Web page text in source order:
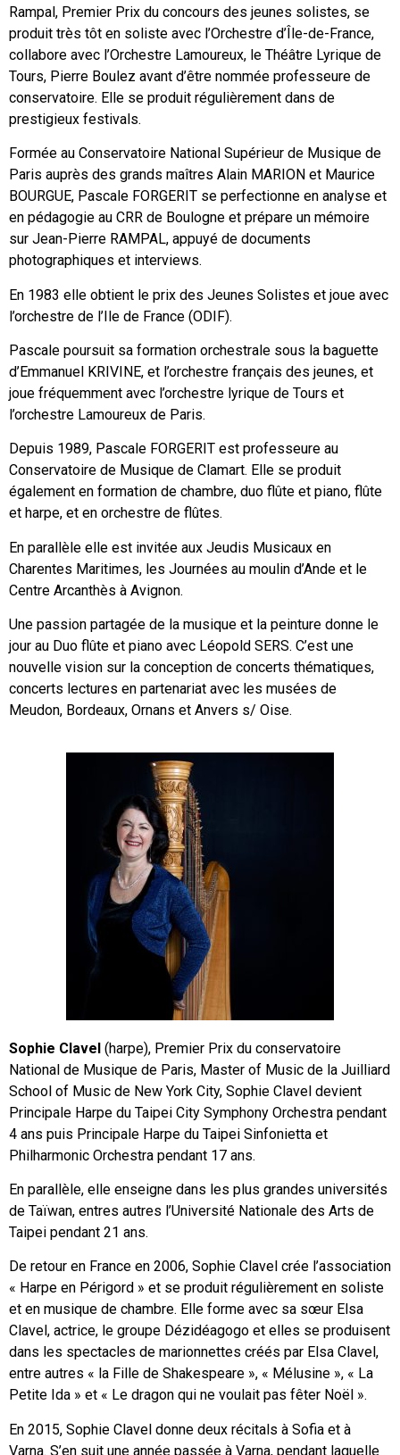
Rampal, Premier Prix du concours des jeunes solistes, se
produit très tôt en soliste avec l’Orchestre d’Île-de-France,
collabore avec l’Orchestre Lamoureux, le Théâtre Lyrique de
Tours, Pierre Boulez avant d’être nommée professeure de
conservatoire. Elle se produit régulièrement dans de
prestigieux festivals.
Formée au Conservatoire National Supérieur de Musique de
Paris auprès des grands maîtres Alain MARION et Maurice
BOURGUE, Pascale FORGERIT se perfectionne en analyse et
en pédagogie au CRR de Boulogne et prépare un mémoire
sur Jean-Pierre RAMPAL, appuyé de documents
photographiques et interviews.
En 1983 elle obtient le prix des Jeunes Solistes et joue avec
l’orchestre de l’Ile de France (ODIF).
Pascale poursuit sa formation orchestrale sous la baguette
d’Emmanuel KRIVINE, et l’orchestre français des jeunes, et
joue fréquemment avec l’orchestre lyrique de Tours et
l’orchestre Lamoureux de Paris.
Depuis 1989, Pascale FORGERIT est professeure au
Conservatoire de Musique de Clamart. Elle se produit
également en formation de chambre, duo flûte et piano, flûte
et harpe, et en orchestre de flûtes.
En parallèle elle est invitée aux Jeudis Musicaux en
Charentes Maritimes, les Journées au moulin d’Ande et le
Centre Arcanthès à Avignon.
Une passion partagée de la musique et la peinture donne le
jour au Duo flûte et piano avec Léopold SERS. C’est une
nouvelle vision sur la conception de concerts thématiques,
concerts lectures en partenariat avec les musées de
Meudon, Bordeaux, Ornans et Anvers s/ Oise.
Sophie Clavel (harpe), Premier Prix du conservatoire
National de Musique de Paris, Master of Music de la Juilliard
School of Music de New York City, Sophie Clavel devient
Principale Harpe du Taipei City Symphony Orchestra pendant
4 ans puis Principale Harpe du Taipei Sinfonietta et
Philharmonic Orchestra pendant 17 ans.
En parallèle, elle enseigne dans les plus grandes universités
de Taïwan, entres autres l’Université Nationale des Arts de
Taipei pendant 21 ans.
De retour en France en 2006, Sophie Clavel crée l’association
« Harpe en Périgord » et se produit régulièrement en soliste
et en musique de chambre. Elle forme avec sa sœur Elsa
Clavel, actrice, le groupe Dézidéagogo et elles se produisent
dans les spectacles de marionnettes créés par Elsa Clavel,
entre autres « la Fille de Shakespeare », « Mélusine », « La
Petite Ida » et « Le dragon qui ne voulait pas fêter Noël ».
En 2015, Sophie Clavel donne deux récitals à Sofia et à
Varna. S’en suit une année passée à Varna, pendant laquelle